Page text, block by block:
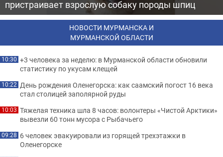
пристраивает взрослую собаку породы шпиц
НОВОСТИ МУРМАНСКА И
МУРМАНСКОЙ ОБЛАСТИ
10:30 +3 человека за неделю: в Мурманской области обновили
статистику по укусам клещей
10:22 День рождения Оленегорска: как саамский погост 16 века
стал столицей заполярной руды
10:03 Тяжелая техника шла 8 часов: волонтеры «Чистой Арктики»
вывезли 60 тонн мусора с Рыбачьего
09:28 6 человек эвакуировали из горящей трехэтажки в
Оленегорске